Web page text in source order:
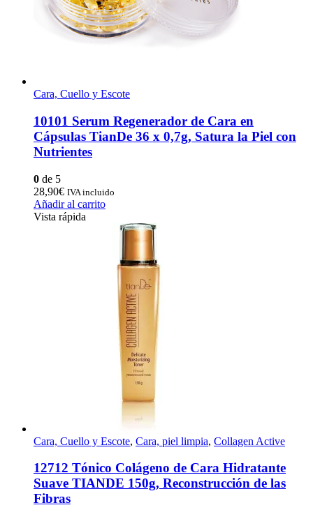
Cara, Cuello y Escote
10101 Serum Regenerador de Cara en
Cápsulas TianDe 36 x 0,7g, Satura la Piel con
Nutrientes
0 de 5
28,90€ IVA incluido
Añadir al carrito
Vista rápida
Cara, Cuello y Escote, Cara, piel limpia, Collagen Active
12712 Tónico Colágeno de Cara Hidratante
Suave TIANDE 150g, Reconstrucción de las
Fibras